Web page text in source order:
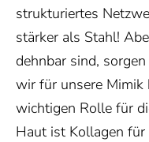
strukturiertes
stärker als Stahl!
dehnbar sind,
wir für unsere Mimik
wichtigen Rolle für
Haut ist Kollagen